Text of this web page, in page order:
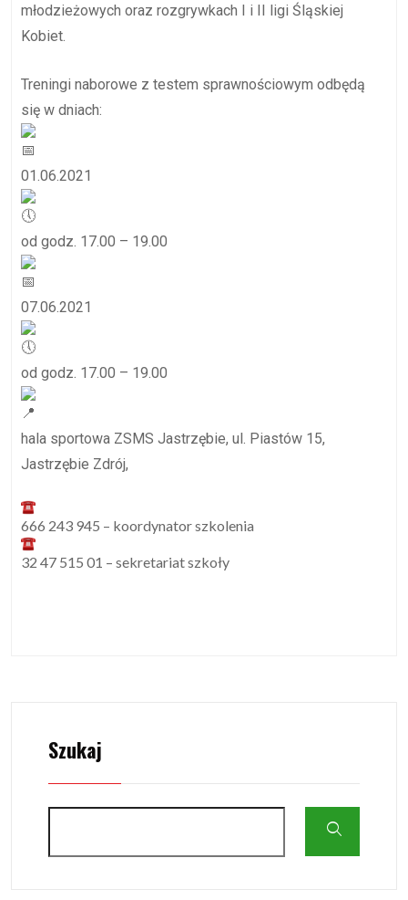
młodzieżowych oraz rozgrywkach I i II ligi Śląskiej
Kobiet.
Treningi naborowe z testem sprawnościowym odbędą
się w dniach:
01.06.2021
od godz. 17.00 – 19.00
07.06.2021
od godz. 17.00 – 19.00
hala sportowa ZSMS Jastrzębie, ul. Piastów 15,
Jastrzębie Zdrój,
666 243 945 – koordynator szkolenia
32 47 515 01 – sekretariat szkoły
Szukaj